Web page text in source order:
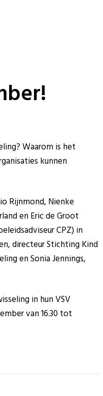
Waarom is het
kunnen
Rijnmond, Nienke
en Eric de Groot
CPZ) in
directeur Stichting Kind
en Sonia Jennings,
in hun VSV
van 16.30 tot